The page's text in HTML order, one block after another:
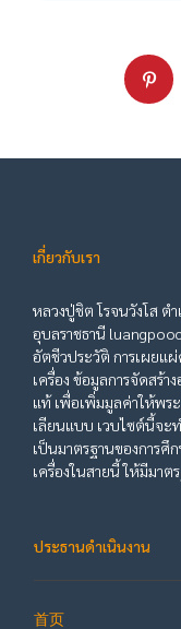
เกี่ยวกับเรา
หลวงปู่ชิต โรจนวังโส ต
อุบลราชธานี
อัตชีวประวัติ การเผยแ
เครื่อง ข้อมูลการจัดสร้า
แท้ เพื่อเพิ่มมูลค่าให้พร
เลียนแบบ เวบไซต์นี้จะ
เป็นมาตรฐานของการ
เครื่องในสายนี้ ให้มีมา
ประธานดำเนินงาน
首页